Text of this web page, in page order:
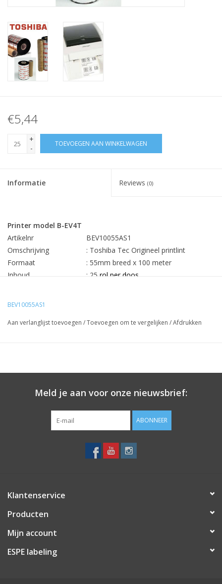
€5,44
+
-
TOEVOEGEN AAN WINKELWAGEN
Informatie Reviews (0)
Printer model B-EV4T
Artikelnr
BEV10055AS1
Omschrijving
: Toshiba Tec Origineel printlint
Formaat
: 55mm breed x 100 meter
Inhoud
: 25 rol per doos
Prijs
Rechtstreekse levering Toshiba Tec Europa uw besparing 25-
BEV10055AS1
Aan verlanglijst toevoegen /Toevoegen om te vergelijken /Afdrukken
Meld je aan voor onze nieuwsbrief:
ABONNEER
Klantenservice
Producten
Mijn account
ESPE labeling